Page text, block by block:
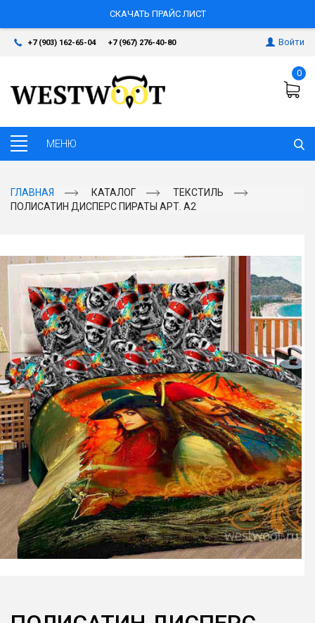
СКАЧАТЬ ПРАЙС ЛИСТ
+7 (903) 162-65-04 +7 (967) 276-40-80 Войти
0
ГЛАВНАЯ КАТАЛОГ
ТЕКСТИЛЬ
ПОЛИСАТИН ДИСПЕРС ПИРАТЫ АРТ. А2